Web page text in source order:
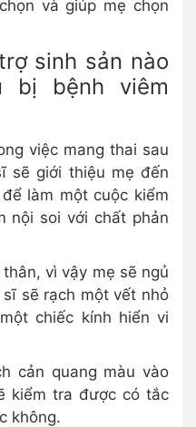
và giúp mẹ chọn
sinh sản nào
bị bệnh viêm
việc mang thai sau
sẽ giới thiệu mẹ đến
làm một cuộc kiểm
nội soi với chất phản
vì vậy mẹ sẽ ngủ
sẽ rạch một vết nhỏ
chiếc kính hiển vi
cản quang màu vào
kiểm tra được có tắc
không.